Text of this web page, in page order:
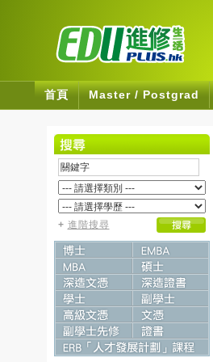
首頁 Master / Postgrad
+ 進階搜尋